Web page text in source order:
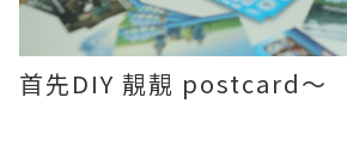
首先DIY 靚靚 postcard～